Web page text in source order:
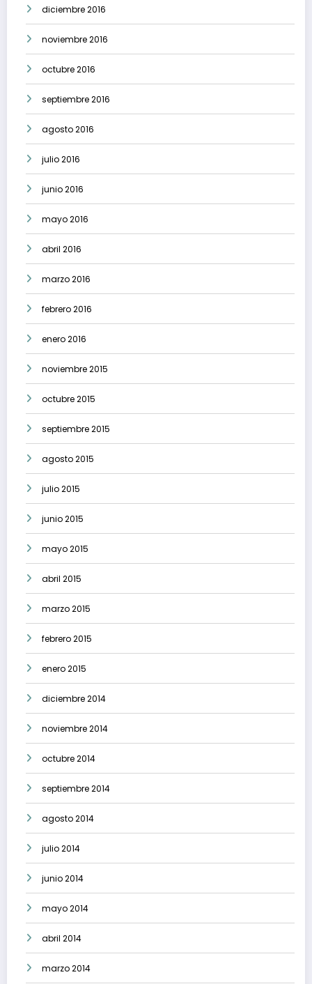
diciembre 2016
noviembre 2016
octubre 2016
septiembre 2016
agosto 2016
julio 2016
junio 2016
mayo 2016
abril 2016
marzo 2016
febrero 2016
enero 2016
noviembre 2015
octubre 2015
septiembre 2015
agosto 2015
julio 2015
junio 2015
mayo 2015
abril 2015
marzo 2015
febrero 2015
enero 2015
diciembre 2014
noviembre 2014
octubre 2014
septiembre 2014
agosto 2014
julio 2014
junio 2014
mayo 2014
abril 2014
marzo 2014